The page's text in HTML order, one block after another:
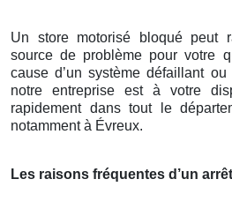
Un store motorisé bloqué peut
source de problème pour votre
cause d’un système défaillant ou
notre entreprise est à votre
rapidement dans tout le
notamment à Évreux.
Les raisons fréquentes d’un arrêt